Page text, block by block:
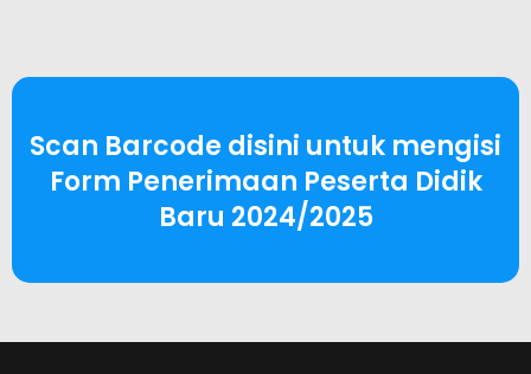
Scan Barcode disini untuk mengisi
Form Penerimaan Peserta Didik
Baru 2024/2025